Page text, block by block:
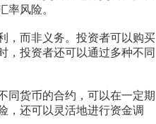
率风险。
而非义务。投资者可以购买
，投资者还可以通过多种不同
货币的合约，可以在一定期
，还可以灵活地进行资金调